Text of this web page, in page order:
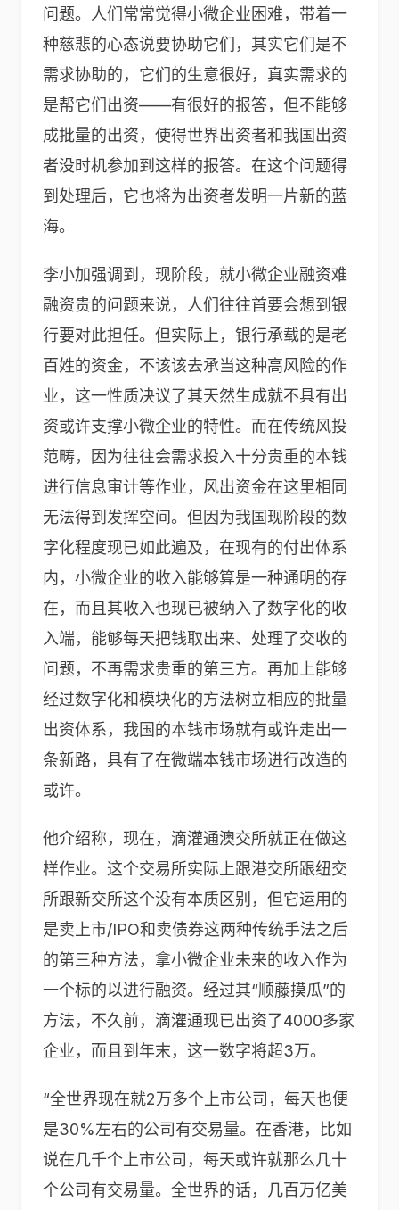
问题。人们常常觉得小微企业困难，带着一
种慈悲的心态说要协助它们，其实它们是不
需求协助的，它们的生意很好，真实需求的
是帮它们出资——有很好的报答，但不能够
成批量的出资，使得世界出资者和我国出资
者没时机参加到这样的报答。在这个问题得
到处理后，它也将为出资者发明一片新的蓝
海。
李小加强调到，现阶段，就小微企业融资难
融资贵的问题来说，人们往往首要会想到银
行要对此担任。但实际上，银行承载的是老
百姓的资金，不该该去承当这种高风险的作
业，这一性质决议了其天然生成就不具有出
资或许支撑小微企业的特性。而在传统风投
范畴，因为往往会需求投入十分贵重的本钱
进行信息审计等作业，风出资金在这里相同
无法得到发挥空间。但因为我国现阶段的数
字化程度现已如此遍及，在现有的付出体系
内，小微企业的收入能够算是一种通明的存
在，而且其收入也现已被纳入了数字化的收
入端，能够每天把钱取出来、处理了交收的
问题，不再需求贵重的第三方。再加上能够
经过数字化和模块化的方法树立相应的批量
出资体系，我国的本钱市场就有或许走出一
条新路，具有了在微端本钱市场进行改造的
或许。
他介绍称，现在，滴灌通澳交所就正在做这
样作业。这个交易所实际上跟港交所跟纽交
所跟新交所这个没有本质区别，但它运用的
是卖上市/IPO和卖债券这两种传统手法之后
的第三种方法，拿小微企业未来的收入作为
一个标的以进行融资。经过其“顺藤摸瓜”的
方法，不久前，滴灌通现已出资了4000多家
企业，而且到年末，这一数字将超3万。
“全世界现在就2万多个上市公司，每天也便
是30%左右的公司有交易量。在香港，比如
说在几千个上市公司，每天或许就那么几十
个公司有交易量。全世界的话，几百万亿美